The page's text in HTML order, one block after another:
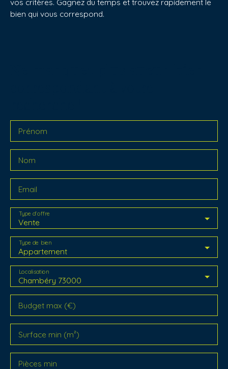
bien qui vous correspond.
Prénom
Nom
Email
Vente
Type d'offre
Appartement
Type de bien
Chambéry 73000
Localisation
Budget max (€)
Surface min (m²)
Pièces min